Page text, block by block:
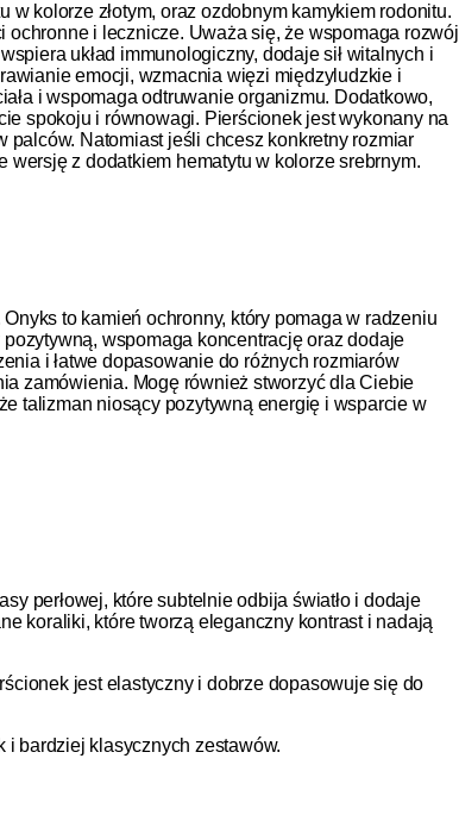
kolorze złotym, oraz ozdobnym kamykiem rodonitu.
ochronne i lecznicze. Uważa się, że wspomaga rozwój
układ immunologiczny, dodaje sił witalnych i
emocji, wzmacnia więzi międzyludzkie i
i wspomaga odtruwanie organizmu. Dodatkowo,
spokoju i równowagi. Pierścionek jest wykonany na
Natomiast jeśli chcesz konkretny rozmiar
z dodatkiem hematytu w kolorze srebrnym.
to kamień ochronny, który pomaga w radzeniu
wspomaga koncentrację oraz dodaje
i łatwe dopasowanie do różnych rozmiarów
zamówienia. Mogę również stworzyć dla Ciebie
talizman niosący pozytywną energię i wsparcie w
perłowej, które subtelnie odbija światło i dodaje
koraliki, które tworzą eleganczny kontrast i nadają
jest elastyczny i dobrze dopasowuje się do
i bardziej klasycznych zestawów.